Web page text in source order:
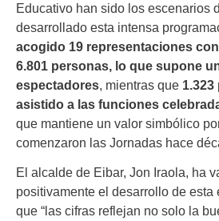
Educativo han sido los escenarios
desarrollado esta intensa
acogido 19 representaciones
6.801 personas, lo que supone
espectadores, mientras que
asistido a las funciones
que mantiene un valor simbólico
comenzaron las Jornadas hace
El alcalde de Eibar, Jon Iraola, ha
positivamente el desarrollo de
que “las cifras reflejan no solo la